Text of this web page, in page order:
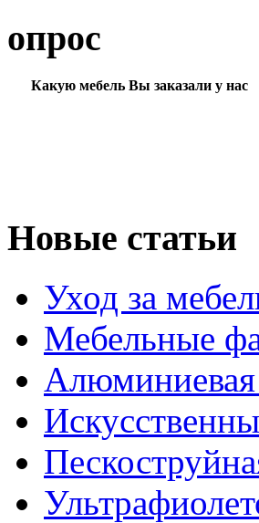
опрос
Какую мебель Вы заказали у нас
Новые статьи
Уход за
Мебельные
Алюминиевая